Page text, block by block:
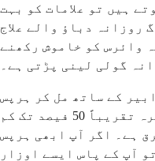
ہیں تو علامات کو بہت
روزانہ دباؤ والے علاج
وائرس کو خاموش رکھنے
گولی لینی پڑتی ہے۔
کے ساتھ مل کر ہرپس
کو ساتھی کو منتقل کرنے کا خطرہ تقریباً 50 فیصد تک کم
ہے۔ اگر آپ ابھی ہرپس
آپ کے پاس ایسے اوزار